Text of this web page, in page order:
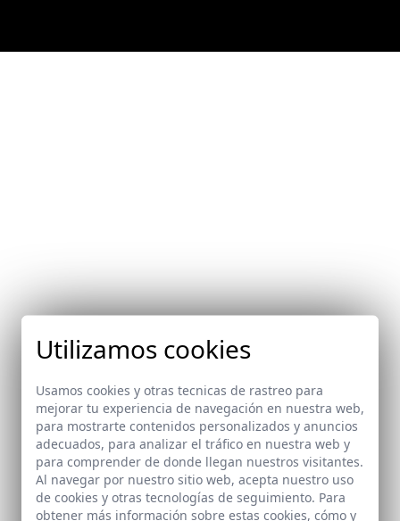
Utilizamos cookies
Usamos cookies y otras tecnicas de rastreo para
mejorar tu experiencia de navegación en nuestra web,
para mostrarte contenidos personalizados y anuncios
adecuados, para analizar el tráfico en nuestra web y
para comprender de donde llegan nuestros visitantes.
Al navegar por nuestro sitio web, acepta nuestro uso
de cookies y otras tecnologías de seguimiento. Para
obtener más información sobre estas cookies, cómo y